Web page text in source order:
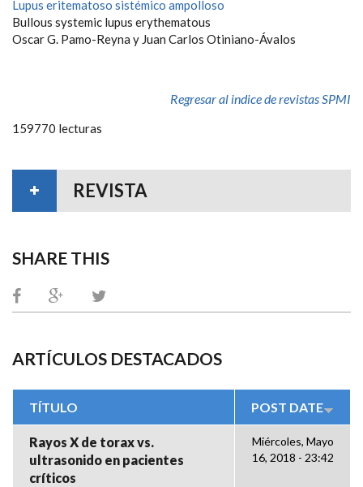
Lupus eritematoso sistémico ampolloso
Bullous systemic lupus erythematous
Oscar G. Pamo-Reyna y Juan Carlos Otiniano-Ávalos
Regresar al indice de revistas SPMI
159770 lecturas
REVISTA
SHARE THIS
ARTÍCULOS DESTACADOS
TÍTULO POST DATE
Rayos X de torax vs.
ultrasonido en pacientes
críticos
Miércoles, Mayo
16, 2018 - 23:42